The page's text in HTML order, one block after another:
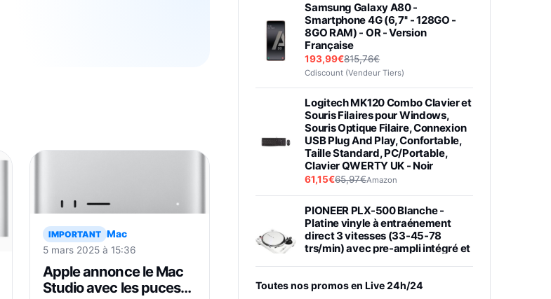
IMPORTANT Mac
5 mars 2025 à 15:36
Apple annonce le Mac
Studio avec les puces
Samsung Galaxy A80 -
Smartphone 4G (6,7'' - 128GO -
8GO RAM) - OR - Version
Française
193,99€815,76€
Cdiscount (Vendeur Tiers)
Logitech MK120 Combo Clavier et
Souris Filaires pour Windows,
Souris Optique Filaire, Connexion
USB Plug And Play, Confortable,
Taille Standard, PC/Portable,
Clavier QWERTY UK - Noir
61,15€65,97€Amazon
PIONEER PLX-500 Blanche -
Platine vinyle à entraénement
direct 3 vitesses (33-45-78
trs/min) avec pre-ampli intégré et
Toutes nos promos en Live 24h/24